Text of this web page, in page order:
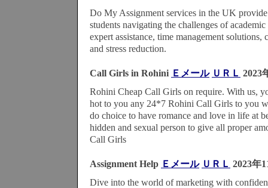
Do My Assignment services in the UK
students navigating the challenges of
expert assistance, time management solutions,
and stress reduction.
Call Girls in Rohini Ｅメール ＵＲＬ 2023
Rohini Cheap Call Girls on require. With us,
hot to you any 24*7 Rohini Call Girls to you
do choice to have romance and love in life at
hidden and sexual person to give all proper
Call Girls
Assignment Help Ｅメール ＵＲＬ 2023年
Dive into the world of marketing with